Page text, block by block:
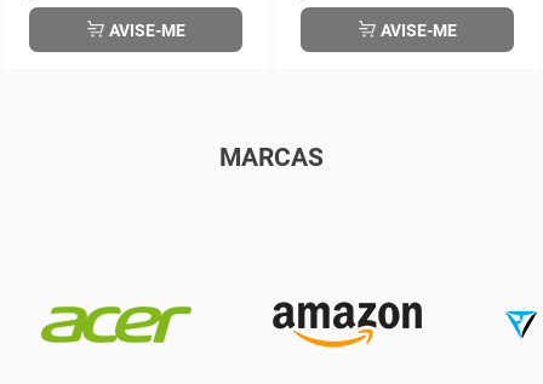
AVISE-ME AVISE-ME
MARCAS